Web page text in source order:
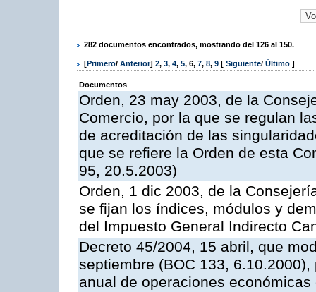
282 documentos encontrados, mostrando del 126 al 150.
[Primero/ Anterior] 2, 3, 4, 5, 6, 7, 8, 9 [ Siguiente/ Último ]
Documentos
Orden, 23 may 2003, de la
Comercio, por la que se regulan
de acreditación de las
que se refiere la Orden de esta
95, 20.5.2003)
Orden, 1 dic 2003, de la
se fijan los índices, módulos y
del Impuesto General Indirecto
Decreto 45/2004, 15 abril, que
septiembre (BOC 133,
anual de operaciones